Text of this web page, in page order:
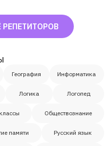
География Информатика
Логика Логопед
Обществознание
памяти Русский язык